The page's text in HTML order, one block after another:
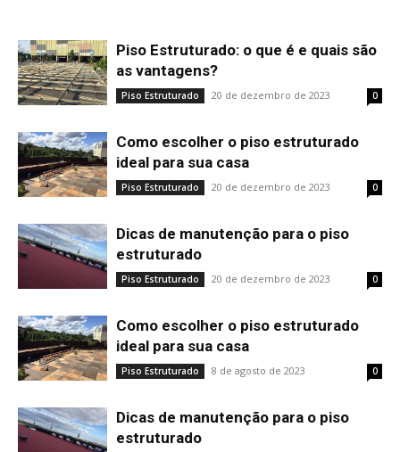
Piso Estruturado: o que é e quais são
as vantagens?
Piso Estruturado 20 de dezembro de 2023 0
Como escolher o piso estruturado
ideal para sua casa
Piso Estruturado 20 de dezembro de 2023 0
Dicas de manutenção para o piso
estruturado
Piso Estruturado 20 de dezembro de 2023 0
Como escolher o piso estruturado
ideal para sua casa
Piso Estruturado 8 de agosto de 2023 0
Dicas de manutenção para o piso
estruturado